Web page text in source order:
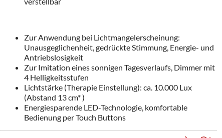
Zur Anwendung bei Lichtmangelerscheinung:
Unausgeglichenheit, gedrückte Stimmung, Energie- und
Antriebslosigkeit
Zur Imitation eines sonnigen Tagesverlaufs, Dimmer mit
4 Helligkeitsstufen
Lichtstärke (Therapie Einstellung): ca. 10.000 Lux
(Abstand 13 cm* )
Energiesparende LED-Technologie, komfortable
Bedienung per Touch Buttons